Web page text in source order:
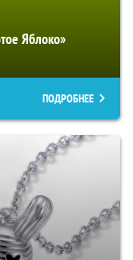
Яблоко»
ПОДРОБНЕЕ